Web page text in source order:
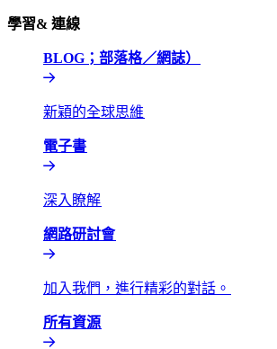
學習& 連線​​
BLOG；部落格／網誌）​​
新穎的全球思維​​
電子書​​
深入瞭解​​
網路研討會​​
加入我們，進行精彩的對話。​​
所有資源​​